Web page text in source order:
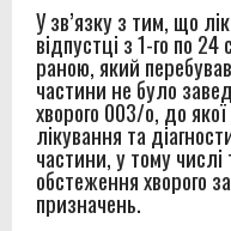
У зв’язку з тим, що
відпустці з 1-го по
раною, який
частини не було
хворого 003/о, до
лікування та
частини, у тому числі
обстеження хворого
призначень.